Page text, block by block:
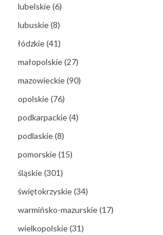
lubelskie(6)
lubuskie(8)
łódzkie(41)
małopolskie(27)
mazowieckie(90)
opolskie(76)
podkarpackie(4)
podlaskie(8)
pomorskie(15)
śląskie(301)
świętokrzyskie(34)
warmińsko-mazurskie(17)
wielkopolskie(31)